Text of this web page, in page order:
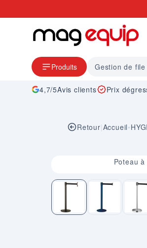
Produits Gestion de
4,7/5Avis clients Prix
Retour|Accueil•
Poteau